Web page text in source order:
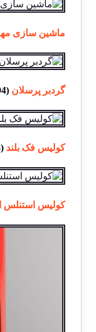
ماشین سازی
گردبر پرسلان(94)
کولیس فک بلند(3)
کولیس استنلس